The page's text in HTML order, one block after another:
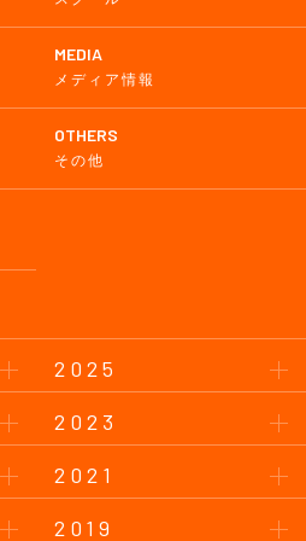
MEDIA
メディア情報
OTHERS
その他
2025
2023
2021
2019